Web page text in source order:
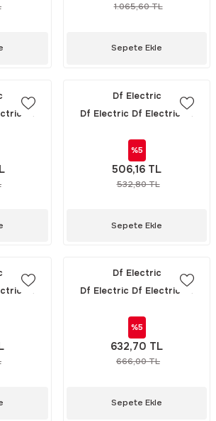
1.065,60 TL
Sepete Ekle
Df
Df Electric
Df Electric Df Electric Df
/ 1 PAKET (10\'LU)
%5
506,16 TL
532,80 TL
Sepete Ekle
Df
Df Electric
Df Electric Df Electric Df
14x51mm 660V 40A (492023)
%5
632,70 TL
666,00 TL
Sepete Ekle